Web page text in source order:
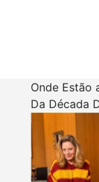
Onde Estão
Da Década